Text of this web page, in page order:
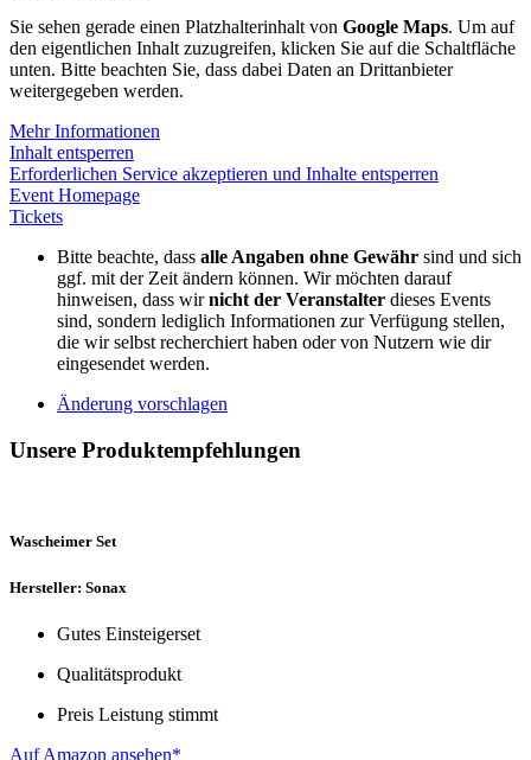
Sie sehen gerade einen Platzhalterinhalt von Google Maps. Um auf
den eigentlichen Inhalt zuzugreifen, klicken Sie auf die Schaltfläche
unten. Bitte beachten Sie, dass dabei Daten an Drittanbieter
weitergegeben werden.
Mehr Informationen
Inhalt entsperren
Erforderlichen Service akzeptieren und Inhalte entsperren
Event Homepage
Tickets
Bitte beachte, dass alle Angaben ohne Gewähr sind und sich
ggf. mit der Zeit ändern können. Wir möchten darauf
hinweisen, dass wirnicht der Veranstalter dieses Events
sind, sondern lediglich Informationen zur Verfügung stellen,
die wir selbst recherchiert haben oder von Nutzern wie dir
eingesendet werden.
Änderung vorschlagen
Unsere Produktempfehlungen
Wascheimer Set
Hersteller: Sonax
Gutes Einsteigerset
Qualitätsprodukt
Preis Leistung stimmt
Auf Amazon ansehen*